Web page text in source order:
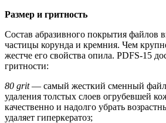
Размер и гритность
Состав абразивного покрытия файлов
частицы корунда и кремния. Чем
жестче его свойства опила. PDFS-15
гритности:
80 grit— самый жесткий сменный
удаления толстых слоев огрубевшей
качественно и надолго убрать
удаляет гиперкератоз;